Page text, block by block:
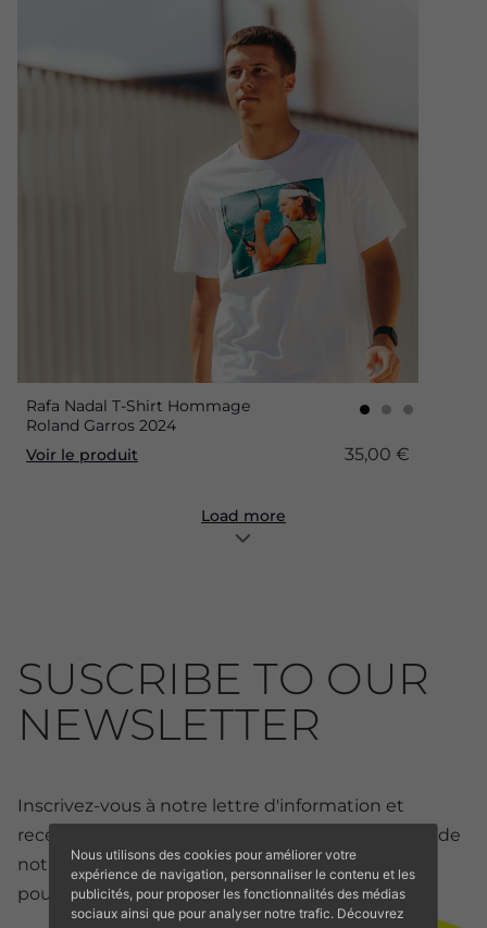
Rafa Nadal T-Shirt Hommage
Roland Garros 2024
Voir le produit
35,00 €
Load more
SUSCRIBE TO OUR
NEWSLETTER
Inscrivez-vous à notre lettre d'information et
recevez toutes les nouveautés et les réductions de
notre boutique en ligne. Réductions exclusives
pour les membres.
Nous utilisons des cookies pour améliorer votre
expérience de navigation, personnaliser le contenu et les
publicités, pour proposer les fonctionnalités des médias
sociaux ainsi que pour analyser notre trafic. Découvrez